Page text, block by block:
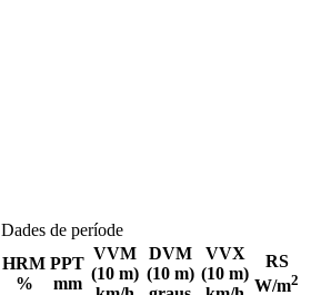
Dades de període
HRM
%
PPT
mm
VVM
(10 m)
DVM
(10 m)
VVX
(10 m)
RS
W/m2